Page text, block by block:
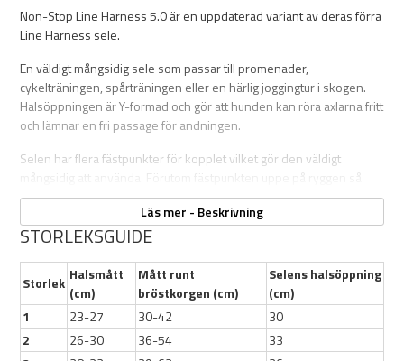
Non-Stop Line Harness 5.0 är en uppdaterad variant av deras förra
Line Harness sele.
En väldigt mångsidig sele som passar till promenader,
cykelträningen, spårträningen eller en härlig joggingtur i skogen.
Halsöppningen är Y-formad och gör att hunden kan röra axlarna fritt
och lämnar en fri passage för andningen.
Selen har flera fästpunkter för kopplet vilket gör den väldigt
finns det även en fästpunkt under magen som är perfekt till
Från storlek 3 så finner du även en fästpunkt på framsidan för en
mild anti-drag funktion.
Den är justerbar runt bröstkorgen och har 2 knäppen, ett på
vardera sida. Den är även försedd med 3M reflexer som gör
hunden väl synlig från olika vinklar.
Läs mer - Beskrivning
STORLEKSGUIDE
Storlek Halsmått
(cm)
Mått runt
bröstkorgen (cm)
Selens halsöppning
(cm)
1
23-27 30-42
30
2
26-30 36-54
33